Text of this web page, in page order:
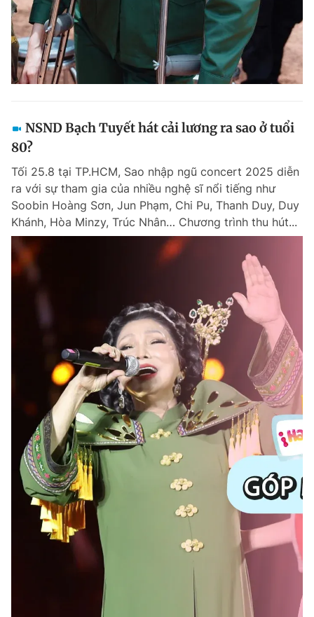
NSND Bạch Tuyết hát cải lương ra sao ở tuổi
80?
Tối 25.8 tại TP.HCM, Sao nhập ngũ concert 2025 diễn
ra với sự tham gia của nhiều nghệ sĩ nổi tiếng như
Soobin Hoàng Sơn, Jun Phạm, Chi Pu, Thanh Duy, Duy
Khánh, Hòa Minzy, Trúc Nhân… Chương trình thu hút...